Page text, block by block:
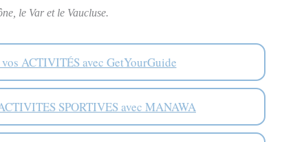
le Var et le Vaucluse.
ACTIVITÉS avec GetYourGuide
SPORTIVES avec MANAWA